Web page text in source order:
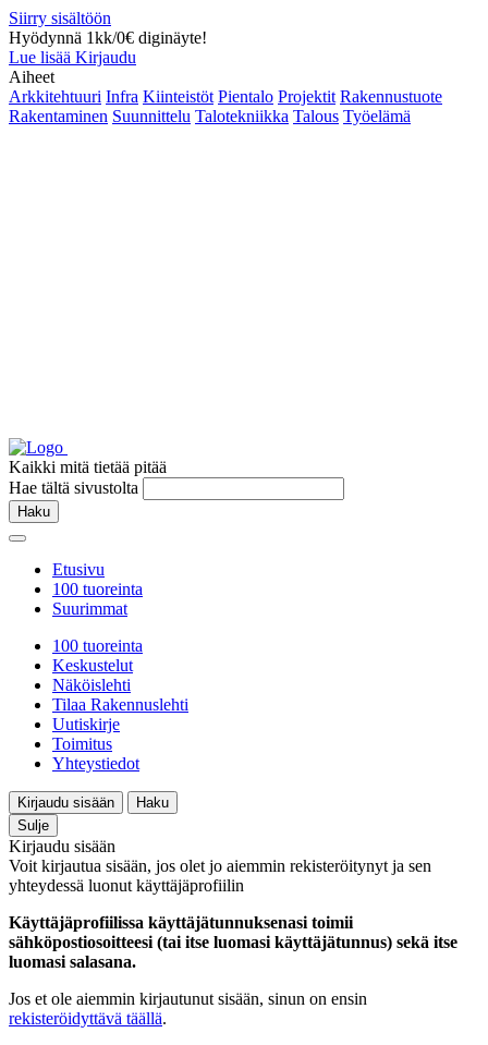
Siirry sisältöön
Hyödynnä 1kk/0€ diginäyte!
Lue lisää Kirjaudu
Aiheet
Arkkitehtuuri Infra Kiinteistöt Pientalo Projektit Rakennustuote
Rakentaminen Suunnittelu Talotekniikka Talous Työelämä
Kaikki mitä tietää pitää
Hae tältä sivustolta
Haku
Etusivu
100 tuoreinta
Suurimmat
100 tuoreinta
Keskustelut
Näköislehti
Tilaa Rakennuslehti
Uutiskirje
Toimitus
Yhteystiedot
Kirjaudu sisään
Haku
Sulje
Kirjaudu sisään
Voit kirjautua sisään, jos olet jo aiemmin rekisteröitynyt ja sen
yhteydessä luonut käyttäjäprofiilin
Käyttäjäprofiilissa käyttäjätunnuksenasi toimii
sähköpostiosoitteesi (tai itse luomasi käyttäjätunnus) sekä itse
luomasi salasana.
Jos et ole aiemmin kirjautunut sisään, sinun on ensin
rekisteröidyttävä täällä.